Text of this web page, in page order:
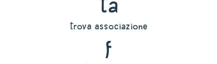
ta
trova associazione
f